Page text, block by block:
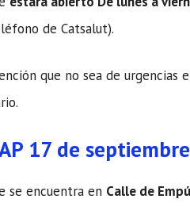
de Catsalut).
que no sea de
17 de septiembre
se encuentra en Calle de